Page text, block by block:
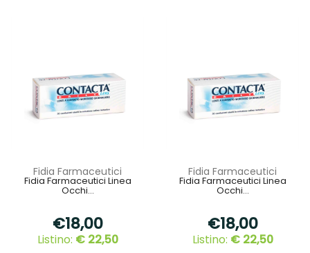
Fidia Farmaceutici
Fidia Farmaceutici Linea
Occhi...
€18,00
Listino: € 22,50
Fidia Farmaceutici
Fidia Farmaceutici Linea
Occhi...
€18,00
Listino: € 22,50